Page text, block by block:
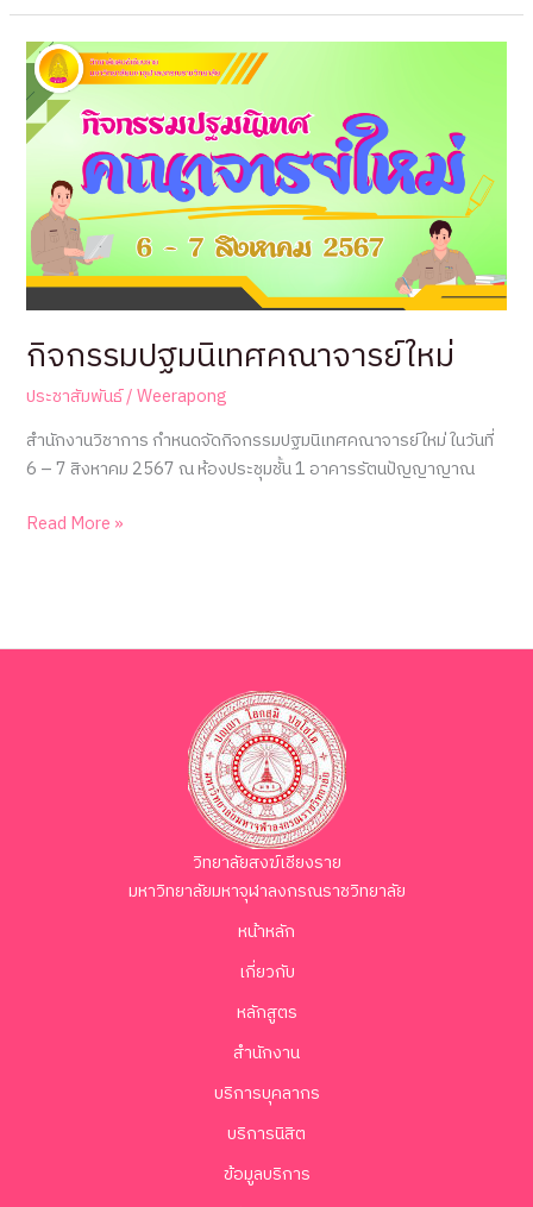
สัญญา
บัตร
พัดยศ
พระ
ราชา
ราช
กิจกรรมปฐมนิเทศคณาจารย์ใหม่
ประชาสัมพันธ์/Weerapong
สำนักงานวิชาการ กำหนดจัดกิจกรรมปฐมนิเทศคณาจารย์ใหม่ ในวันที่
6 – 7 สิงหาคม 2567 ณ ห้องประชุมชั้น 1 อาคารรัตนปัญญาญาณ
กิจกรรม
Read More »
วิทยาลัยสงฆ์เชียงราย
มหาวิทยาลัยมหาจุฬาลงกรณราชวิทยาลัย
หน้าหลัก
เกี่ยวกับ
หลักสูตร
สำนักงาน
บริการบุคลากร
บริการนิสิต
ข้อมูลบริการ